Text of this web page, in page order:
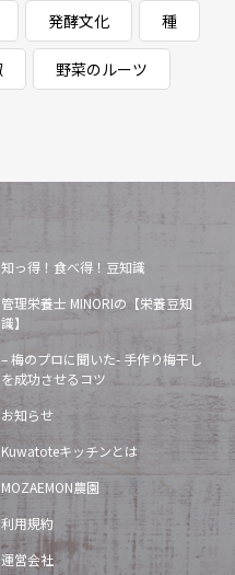
発酵文化 種
野菜のルーツ
知っ得！食べ得！豆知識
管理栄養士 MINORIの【栄養豆知
識】
– 梅のプロに聞いた- 手作り梅干し
を成功させるコツ
お知らせ
Kuwatoteキッチンとは
MOZAEMON農園
利用規約
運営会社